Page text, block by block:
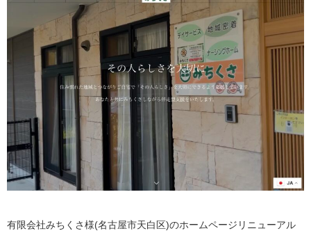
有限会社みちくさ様(名古屋市天白区)のホームページリニューアル